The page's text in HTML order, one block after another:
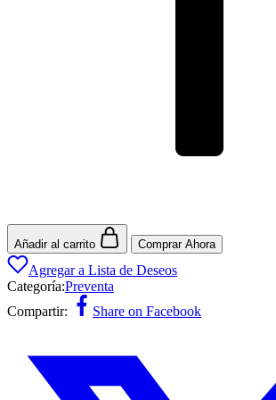
Añadir al carrito Comprar Ahora
Agregar a Lista de Deseos
Categoría:Preventa
Compartir:
Share on Facebook